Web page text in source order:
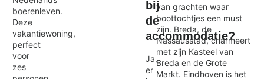
boerenleven.
Deze
vakantiewoning,
perfect
voor
zes
bij
de
accommodatie?
Ja,
er
van grachten waar
boottochtjes een must
zijn. Breda, de
Nassausstad, charmeert
met zijn Kasteel van
Breda en de Grote
Markt. Eindhoven is het